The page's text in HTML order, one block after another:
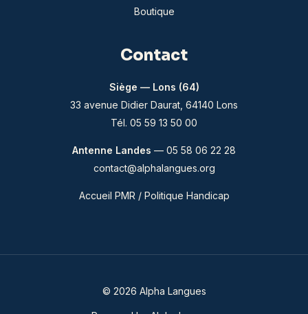
Boutique
Contact
Siège — Lons (64)
33 avenue Didier Daurat, 64140 Lons
Tél. 05 59 13 50 00
Antenne Landes — 05 58 06 22 28
contact@alphalangues.org
Accueil PMR / Politique Handicap
© 2026 Alpha Langues